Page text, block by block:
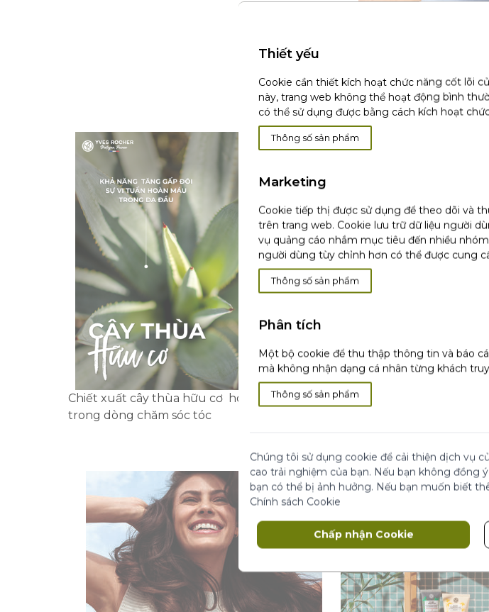
Chiết xuất cây thùa hữu cơ hoạt chất đặc biệt
trong dòng chăm sóc tóc
Nâng cấp mái tóc với
Thiết yếu
Cookie cần thiết kích hoạt chức năng cốt lõi
này, trang web không thể hoạt động bình
có thể sử dụng được bằng cách kích hoạt
Thông số sản phẩm
Marketing
Cookie tiếp thị được sử dụng để theo dõi và
trên trang web. Cookie lưu trữ dữ liệu người
vụ quảng cáo nhắm mục tiêu đến nhiều
người dùng tùy chỉnh hơn có thể được cung
Thông số sản phẩm
Phân tích
Một bộ cookie để thu thập thông tin và báo
mà không nhận dạng cá nhân từng khách
Thông số sản phẩm
Chúng tôi sử dụng cookie để cải thiện dịch vụ
cao trải nghiệm của bạn. Nếu bạn không đồng
bạn có thể bị ảnh hưởng. Nếu bạn muốn biết
Chính sách Cookie
Chấp nhận Cookie